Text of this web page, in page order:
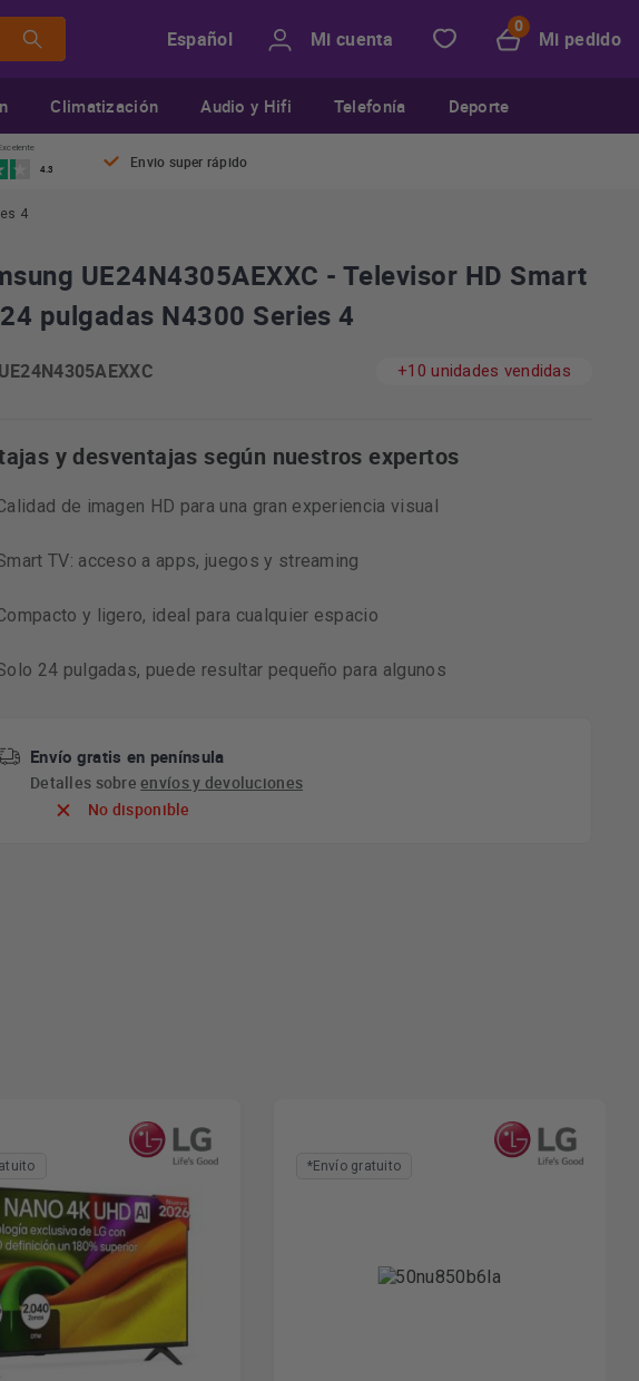
Español Mi cuenta Mi pedido
Climatización Audio y Hifi Telefonía Deporte
4.3 Envio super rápido
4
UE24N4305AEXXC - Televisor HD Smart
pulgadas N4300 Series 4
+10 unidades vendidas
y desventajas según nuestros expertos
de imagen HD para una gran experiencia visual
TV: acceso a apps, juegos y streaming
y ligero, ideal para cualquier espacio
24 pulgadas, puede resultar pequeño para algunos
Envío gratis en península
Detalles sobreenvíos y devoluciones
No disponible
*Envío gratuito